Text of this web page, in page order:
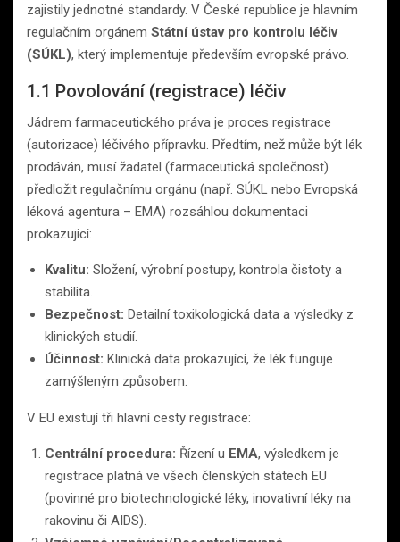
zajistily jednotné standardy. V České republice je hlavním
regulačním orgánem Státní ústav pro kontrolu léčiv
(SÚKL), který implementuje především evropské právo.
1.1 Povolování (registrace) léčiv
Jádrem farmaceutického práva je proces registrace
(autorizace) léčivého přípravku. Předtím, než může být lék
prodáván, musí žadatel (farmaceutická společnost)
předložit regulačnímu orgánu (např. SÚKL nebo Evropská
léková agentura – EMA) rozsáhlou dokumentaci
prokazující:
Kvalitu: Složení, výrobní postupy, kontrola čistoty a
stabilita.
Bezpečnost: Detailní toxikologická data a výsledky z
klinických studií.
Účinnost: Klinická data prokazující, že lék funguje
zamýšleným způsobem.
V EU existují tři hlavní cesty registrace:
Centrální procedura: Řízení u EMA, výsledkem je
registrace platná ve všech členských státech EU
(povinné pro biotechnologické léky, inovativní léky na
rakovinu či AIDS).